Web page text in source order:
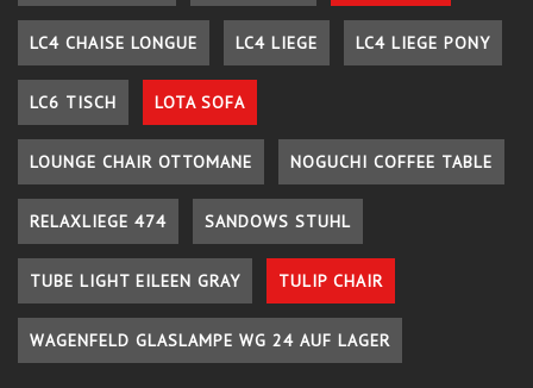
LC4 CHAISE LONGUE LC4 LIEGE LC4 LIEGE PONY
LC6 TISCH LOTA SOFA
LOUNGE CHAIR OTTOMANE NOGUCHI COFFEE TABLE
RELAXLIEGE 474 SANDOWS STUHL
TUBE LIGHT EILEEN GRAY TULIP CHAIR
WAGENFELD GLASLAMPE WG 24 AUF LAGER